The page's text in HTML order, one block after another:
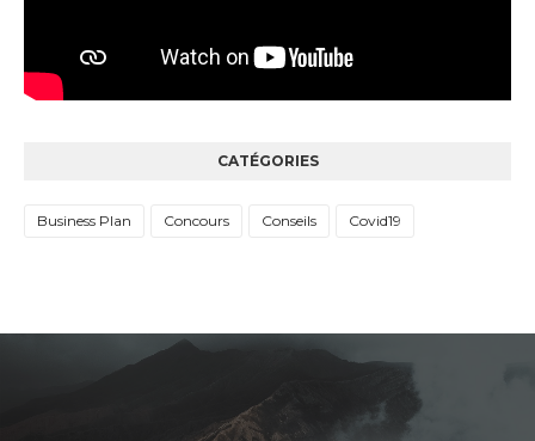
CATÉGORIES
Business Plan Concours Conseils Covid19